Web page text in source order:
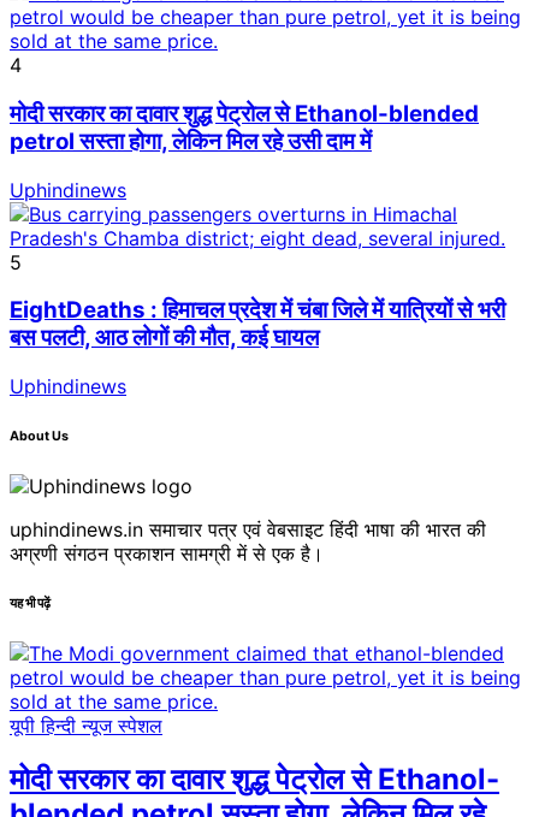
4
मोदी सरकार का दावार शुद्ध पेट्रोल से Ethanol-blended
petrol सस्ता होगा, लेकिन मिल रहे उसी दाम में
Uphindinews
5
EightDeaths : हिमाचल प्रदेश में चंबा जिले में यात्रियों से भरी
बस पलटी, आठ लोगों की मौत, कई घायल
Uphindinews
About Us
uphindinews.in समाचार पत्र एवं वेबसाइट हिंदी भाषा की भारत की
अग्रणी संगठन प्रकाशन सामग्री में से एक है।
यह भी पढ़ें
यूपी हिन्दी न्यूज स्पेशल
मोदी सरकार का दावार शुद्ध पेट्रोल से Ethanol-